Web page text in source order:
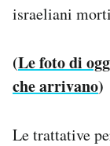
israeliani
(Le foto di
che arrivano)
Le trattative